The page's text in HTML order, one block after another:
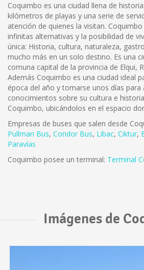
Coquimbo es una ciudad llena de
kilómetros de playas y una serie de
atención de quienes la visitan.
infinitas alternativas y la posibilidad de
única: Historia, cultura, naturaleza,
mucho más en un solo destino. Es una
comuna capital de la provincia de Elqui,
Además Coquimbo es una ciudad ideal
época del año y tomarse unos días para
conocimientos sobre su cultura e
Coquimbo, ubicándolos en el espacio
Empresas de buses que salen desde
Pullman Bus, Condor Bus, Libac, Ciktur,
Paravías
Coquimbo posee un terminal: Terminal
Imágenes de